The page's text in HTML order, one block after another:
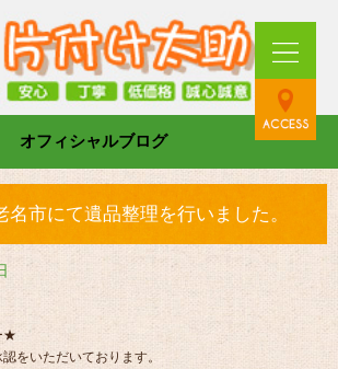
オフィシャルブログ
名市にて遺品整理を行いました。
Line
★
をいただいております。